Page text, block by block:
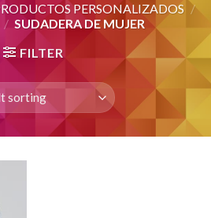
PERSONALIZADOS /
/ SUDADERA DE MUJER
FILTER